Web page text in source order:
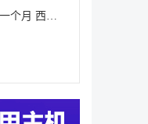
西瓜视频自媒体能赚多少钱一个月 西瓜视频自媒体赚钱